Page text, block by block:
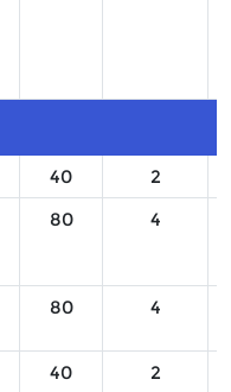
40
2
80 4
80 4
40 2